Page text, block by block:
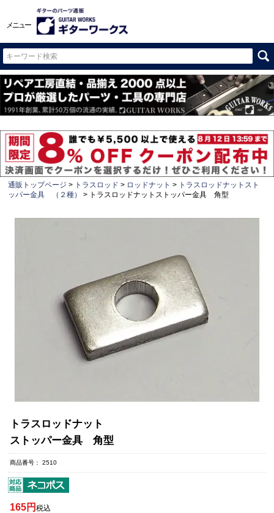
メニュー
通販トップページ トラスロッド ロッドナット
トラスロッドナットスト
ッパー金具 （２種）
トラスロッドナットストッパー金具 角型
トラスロッドナット
ストッパー金具 角型
商品番号 2510
165 税込